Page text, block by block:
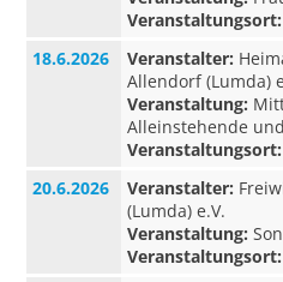
Veranstaltungsort:
18.6.2026
Veranstalter:
Allendorf (Lumda)
Veranstaltung:
Alleinstehende
Veranstaltungsort:
20.6.2026
Veranstalter:
(Lumda) e.V.
Veranstaltung:
Veranstaltungsort: